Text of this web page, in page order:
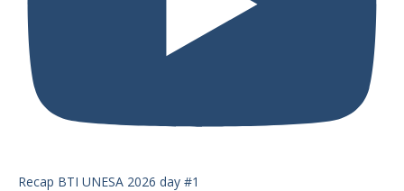
Recap BTI UNESA 2026 day #1